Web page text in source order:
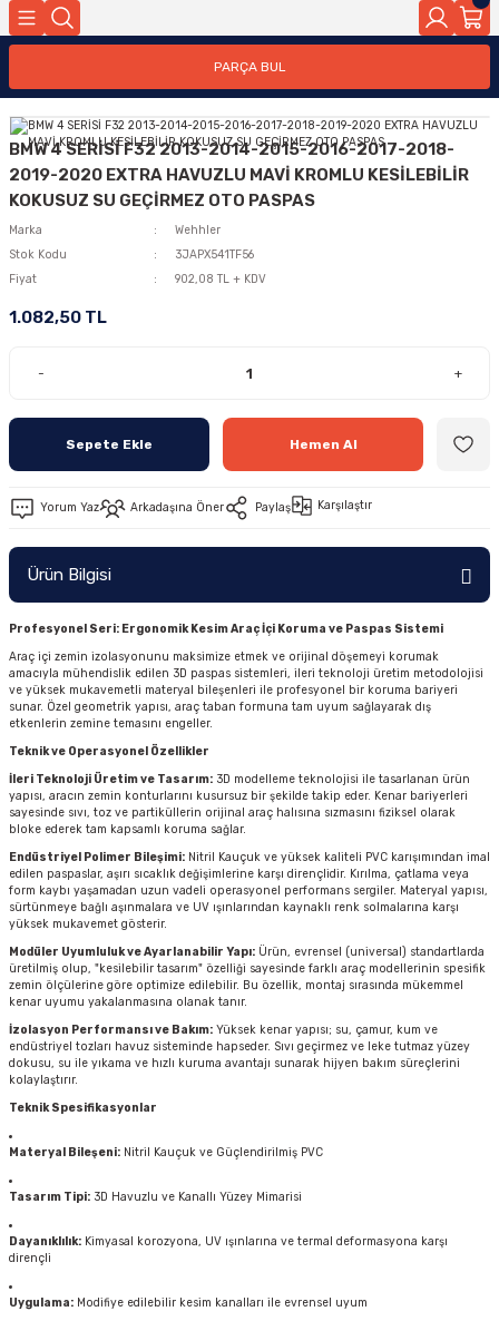
PARÇA BUL
BMW 4 SERİSİ F32 2013-2014-2015-2016-2017-2018-
2019-2020 EXTRA HAVUZLU MAVİ KROMLU KESİLEBİLİR
KOKUSUZ SU GEÇİRMEZ OTO PASPAS
Marka
Wehhler
Stok Kodu
3JAPX541TF56
Fiyat
902,08 TL + KDV
1.082,50 TL
- +
Sepete Ekle Hemen Al
Yorum Yaz Arkadaşına Öner Paylaş Karşılaştır
Ürün Bilgisi
Profesyonel Seri: Ergonomik Kesim Araç İçi Koruma ve Paspas Sistemi
Araç içi zemin izolasyonunu maksimize etmek ve orijinal döşemeyi korumak
amacıyla mühendislik edilen 3D paspas sistemleri, ileri teknoloji üretim metodolojisi
ve yüksek mukavemetli materyal bileşenleri ile profesyonel bir koruma bariyeri
sunar. Özel geometrik yapısı, araç taban formuna tam uyum sağlayarak dış
etkenlerin zemine temasını engeller.
Teknik ve Operasyonel Özellikler
İleri Teknoloji Üretim ve Tasarım: 3D modelleme teknolojisi ile tasarlanan ürün
yapısı, aracın zemin konturlarını kusursuz bir şekilde takip eder. Kenar bariyerleri
sayesinde sıvı, toz ve partiküllerin orijinal araç halısına sızmasını fiziksel olarak
bloke ederek tam kapsamlı koruma sağlar.
Endüstriyel Polimer Bileşimi: Nitril Kauçuk ve yüksek kaliteli PVC karışımından imal
edilen paspaslar, aşırı sıcaklık değişimlerine karşı dirençlidir. Kırılma, çatlama veya
form kaybı yaşamadan uzun vadeli operasyonel performans sergiler. Materyal yapısı,
sürtünmeye bağlı aşınmalara ve UV ışınlarından kaynaklı renk solmalarına karşı
yüksek mukavemet gösterir.
Modüler Uyumluluk ve Ayarlanabilir Yapı: Ürün, evrensel (universal) standartlarda
üretilmiş olup, "kesilebilir tasarım" özelliği sayesinde farklı araç modellerinin spesifik
zemin ölçülerine göre optimize edilebilir. Bu özellik, montaj sırasında mükemmel
kenar uyumu yakalanmasına olanak tanır.
İzolasyon Performansı ve Bakım: Yüksek kenar yapısı; su, çamur, kum ve
endüstriyel tozları havuz sisteminde hapseder. Sıvı geçirmez ve leke tutmaz yüzey
dokusu, su ile yıkama ve hızlı kuruma avantajı sunarak hijyen bakım süreçlerini
kolaylaştırır.
Teknik Spesifikasyonlar
Materyal Bileşeni: Nitril Kauçuk ve Güçlendirilmiş PVC
Tasarım Tipi: 3D Havuzlu ve Kanallı Yüzey Mimarisi
Dayanıklılık: Kimyasal korozyona, UV ışınlarına ve termal deformasyona karşı
dirençli
Uygulama: Modifiye edilebilir kesim kanalları ile evrensel uyum